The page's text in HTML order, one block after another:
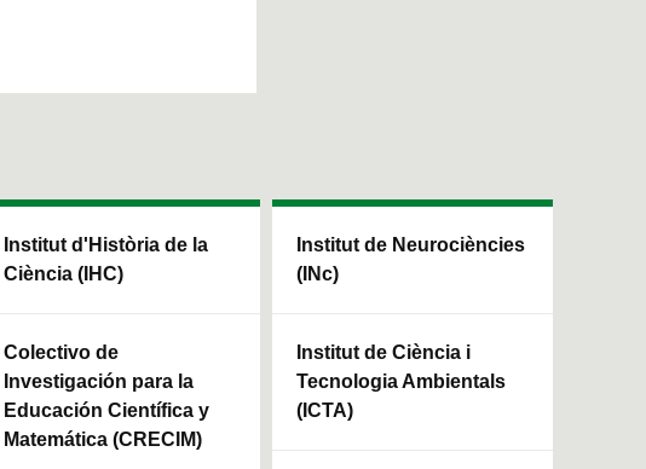
Institut d'Història de la
Ciència (IHC)
Colectivo de
Investigación para la
Educación Científica y
Matemática (CRECIM)
Institut de Neurociències
(INc)
Institut de Ciència i
Tecnologia Ambientals
(ICTA)